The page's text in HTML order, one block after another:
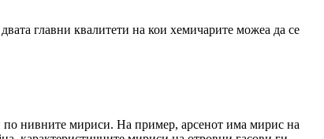
главни квалитети на кои хемичарите можеа да се
по нивните мириси. На пример, арсенот има мирис на